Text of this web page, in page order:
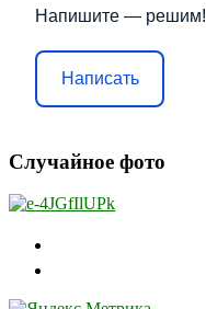
Напишите — решим!
Написать
Случайное фото